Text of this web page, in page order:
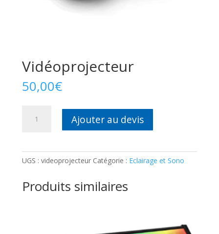
Vidéoprojecteur
50,00€
Vidéoprojecteur
Ajouter au devis
UGS : videoprojecteur Catégorie : Eclairage et Sono
Produits similaires